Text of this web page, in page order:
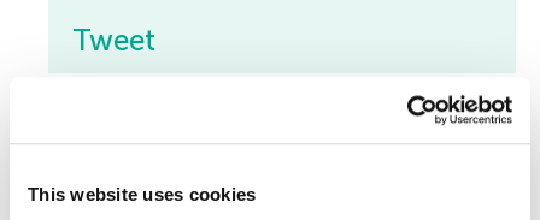
This website uses cookies
Tweet
その必要がないなら、別のタイプを買いましょ
う。でも、「ラッキー」にもWe-Vibe 4 Plus利用
者の仲間入りをしてしまったとしても、開発元が